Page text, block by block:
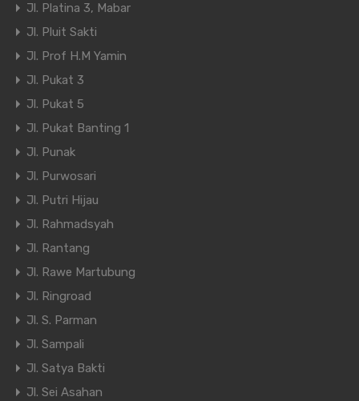
Jl. Platina 3, Mabar
Jl. Pluit Sakti
Jl. Prof H.M Yamin
Jl. Pukat 3
Jl. Pukat 5
Jl. Pukat Banting 1
Jl. Punak
Jl. Purwosari
Jl. Putri Hijau
Jl. Rahmadsyah
Jl. Rantang
Jl. Rawe Martubung
Jl. Ringroad
Jl. S. Parman
Jl. Sampali
Jl. Satya Bakti
Jl. Sei Asahan